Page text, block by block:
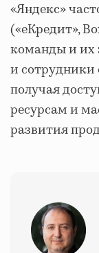
«Яндекс»
(«еКредит»,
команды и их
и сотрудники
получая
ресурсам и
развития